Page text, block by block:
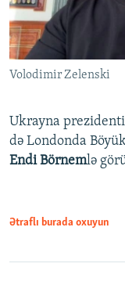
Volodimir Zelenski
Ukrayna prezidenti
də Londonda
Endi Börnemlə
Ətraflı burada oxuyun